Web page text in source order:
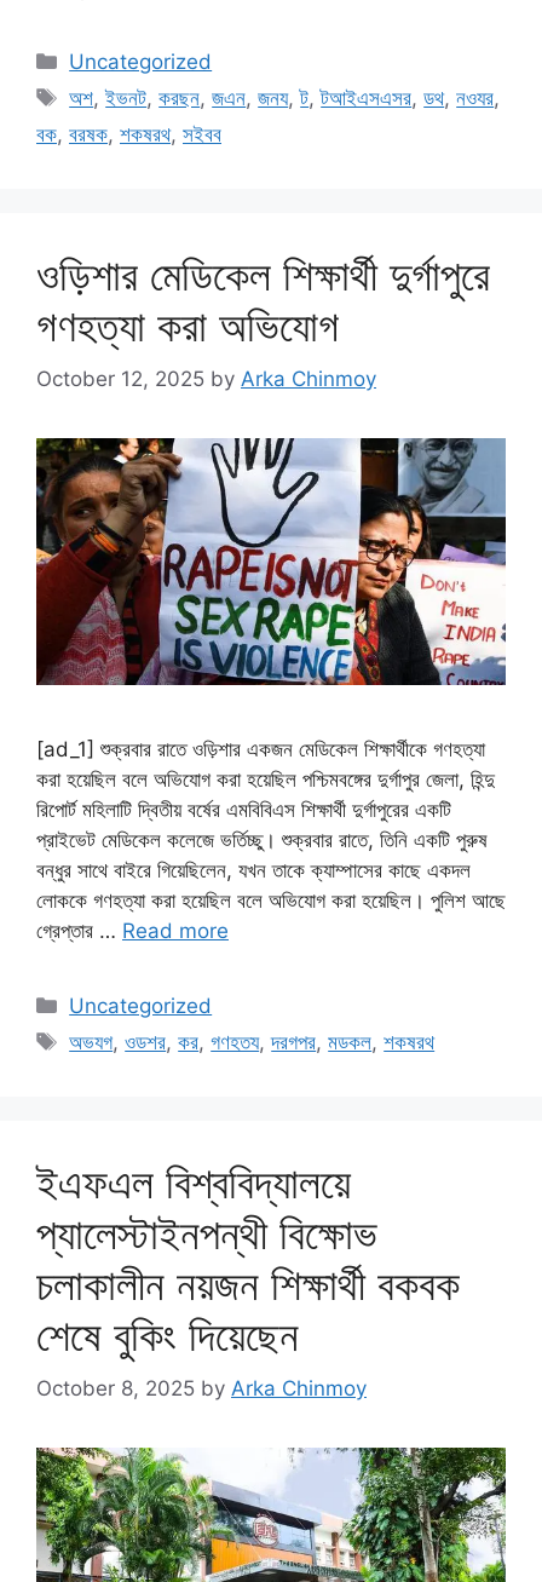
Categories
Uncategorized
Tags
অশ,ইভনট,করছন,জএন,জনয,ট,টআইএসএসর,ডথ,নওযর,
বক, বরষক, শকষরথ, সইবব
ওড়িশার মেডিকেল শিক্ষার্থী দুর্গাপুরে
গণহত্যা করা অভিযোগ
October 12, 2025 by Arka Chinmoy
[ad_1] শুক্রবার রাতে ওড়িশার একজন মেডিকেল শিক্ষার্থীকে গণহত্যা
করা হয়েছিল বলে অভিযোগ করা হয়েছিল পশ্চিমবঙ্গের দুর্গাপুর জেলা, হিন্দু
রিপোর্ট মহিলাটি দ্বিতীয় বর্ষের এমবিবিএস শিক্ষার্থী দুর্গাপুরের একটি
প্রাইভেট মেডিকেল কলেজে ভর্তিচ্ছু। শুক্রবার রাতে, তিনি একটি পুরুষ
বন্ধুর সাথে বাইরে গিয়েছিলেন, যখন তাকে ক্যাম্পাসের কাছে একদল
লোককে গণহত্যা করা হয়েছিল বলে অভিযোগ করা হয়েছিল। পুলিশ আছে
গ্রেপ্তার … Read more
Categories
Uncategorized
Tags
অভযগ,ওডশর,কর,গণহতয,দরগপর,মডকল,শকষরথ
ইএফএল বিশ্ববিদ্যালয়ে
প্যালেস্টাইনপন্থী বিক্ষোভ
চলাকালীন নয়জন শিক্ষার্থী বকবক
শেষে বুকিং দিয়েছেন
October 8, 2025 by Arka Chinmoy